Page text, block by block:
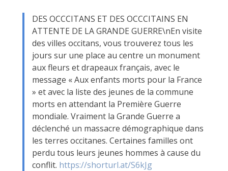
DES OCCCITANS ET DES OCCCITAINS EN
ATTENTE DE LA GRANDE GUERRE\nEn visite
des villes occitans, vous trouverez tous les
jours sur une place au centre un monument
aux fleurs et drapeaux français, avec le
message « Aux enfants morts pour la France
» et avec la liste des jeunes de la commune
morts en attendant la Première Guerre
mondiale. Vraiment la Grande Guerre a
déclenché un massacre démographique dans
les terres occitanes. Certaines familles ont
perdu tous leurs jeunes hommes à cause du
conflit. https://shorturl.at/S6kJg